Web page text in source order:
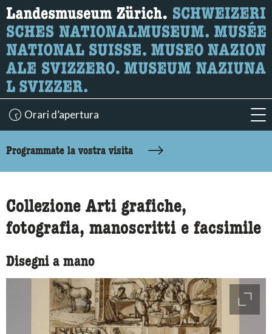
Ricerca
Qui è possibile cercare i contenuti della pagina.
Orari d’apertura
Programmate la vostra visita
Collezione Arti grafiche,
fotografia, manoscritti e facsimile
Disegni a mano